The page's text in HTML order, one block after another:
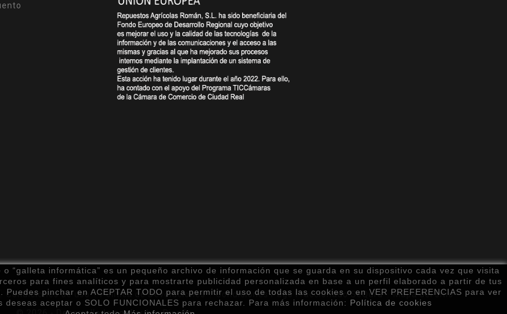
“galleta informática” es un pequeño archivo de información que se guarda en su dispositivo cada vez que visita
para fines analíticos y para mostrarte publicidad personalizada en base a un perfil elaborado a partir de tus
pinchar en ACEPTAR TODO para permitir el uso de todas las cookies o en VER PREFERENCIAS para ver
aceptar o SOLO FUNCIONALES para rechazar. Para más información: Política de cookies
Condiciones de uso Política de Devoluciones Condiciones Pago Fraccionado SeQura
Mapa del sitio